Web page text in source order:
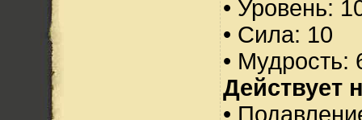
• Уровень:
• Сила: 10
• Мудрость:
Действует
•